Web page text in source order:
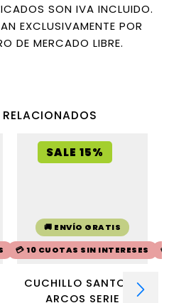
SON IVA INCLUIDO.
EXCLUSIVAMENTE POR
DE MERCADO LIBRE.
SALE 15%
🚚 ENVÍO GRATIS
💳 10 CUOTAS SIN INTERESES
CUCHILLO SANTOKU
ARCOS SERIE